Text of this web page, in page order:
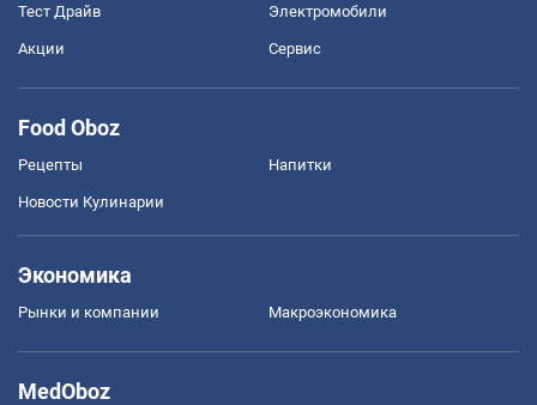
Тест Драйв Электромобили
Акции Сервис
Food Oboz
Рецепты Напитки
Новости Кулинарии
Экономика
Рынки и компании Mакроэкономика
MedOboz